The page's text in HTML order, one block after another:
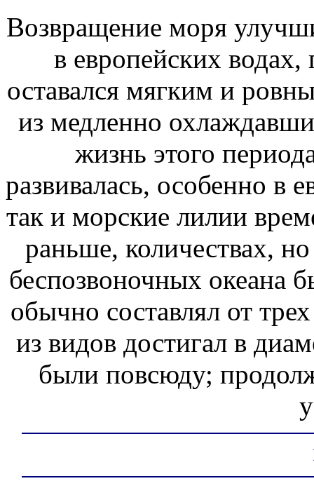
Возвращение моря
в европейских
оставался мягким и
из медленно
жизнь этого
развивалась, особенно в
так и морские лилии
раньше, количествах,
беспозвоночных океана
обычно составлял от
из видов достигал в
были повсюду;